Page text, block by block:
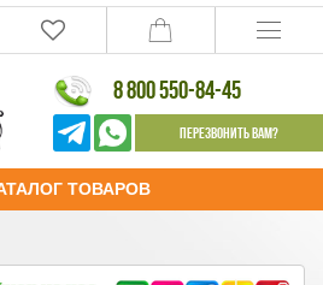
8 800 550-84-45
Перезвонить Вам?
ТОВАРОВ